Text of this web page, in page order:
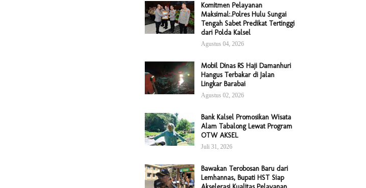
Komitmen Pelayanan
Maksimal:.Polres Hulu Sungai
Tengah Sabet Predikat Tertinggi
dari Polda Kalsel
Agustus 04, 2026
Mobil Dinas RS Haji Damanhuri
Hangus Terbakar di Jalan
Lingkar Barabai
Agustus 02, 2026
Bank Kalsel Promosikan Wisata
Alam Tabalong Lewat Program
OTW AKSEL
Juli 31, 2026
Bawakan Terobosan Baru dari
Lemhannas, Bupati HST Siap